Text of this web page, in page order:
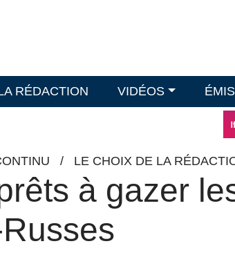
RÉDACTION VIDÉOS
/ LE CHOIX DE LA
à gazer